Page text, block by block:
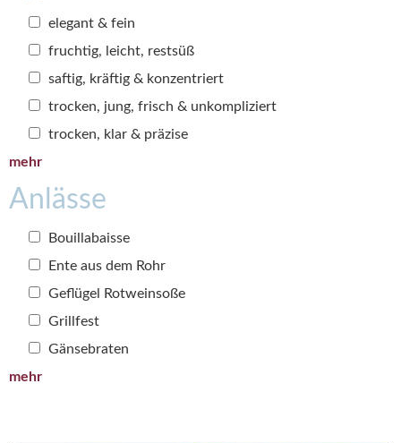
elegant & fein
fruchtig, leicht, restsüß
saftig, kräftig & konzentriert
trocken, jung, frisch & unkompliziert
trocken, klar & präzise
mehr
Anlässe
Bouillabaisse
Ente aus dem Rohr
Geflügel Rotweinsoße
Grillfest
Gänsebraten
mehr